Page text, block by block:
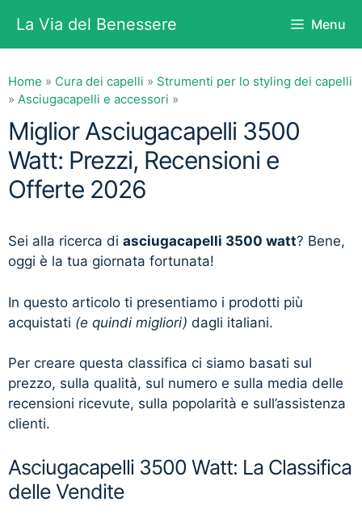
contenuto
La Via del Benessere Menu
Home » Cura dei capelli » Strumenti per lo styling dei capelli
» Asciugacapelli e accessori »
Miglior Asciugacapelli 3500
Watt: Prezzi, Recensioni e
Offerte 2026
Sei alla ricerca di asciugacapelli 3500 watt? Bene,
oggi è la tua giornata fortunata!
In questo articolo ti presentiamo i prodotti più
acquistati (e quindi migliori) dagli italiani.
Per creare questa classifica ci siamo basati sul
prezzo, sulla qualità, sul numero e sulla media delle
recensioni ricevute, sulla popolarità e sull’assistenza
clienti.
Asciugacapelli 3500 Watt: La Classifica
delle Vendite